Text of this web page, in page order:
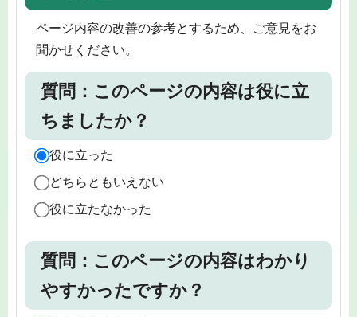
ページ内容の改善の参考とするため、ご意見をお
聞かせください。
質問：このページの内容は役に立
ちましたか？
役に立った
どちらともいえない
役に立たなかった
質問：このページの内容はわかり
やすかったですか？